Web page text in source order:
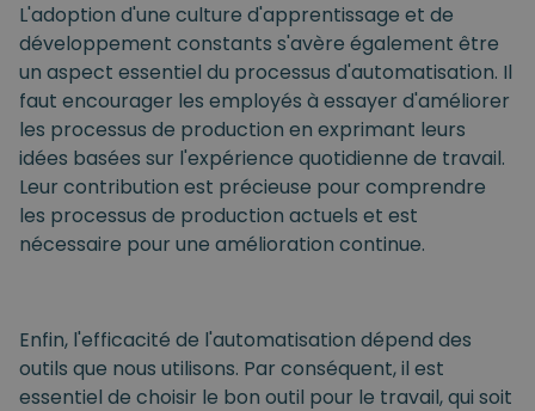
L'adoption d'une culture d'apprentissage et de
développement constants s'avère également être
un aspect essentiel du processus d'automatisation. Il
faut encourager les employés à essayer d'améliorer
les processus de production en exprimant leurs
idées basées sur l'expérience quotidienne de travail.
Leur contribution est précieuse pour comprendre
les processus de production actuels et est
nécessaire pour une amélioration continue.
Enfin, l'efficacité de l'automatisation dépend des
outils que nous utilisons. Par conséquent, il est
essentiel de choisir le bon outil pour le travail, qui soit